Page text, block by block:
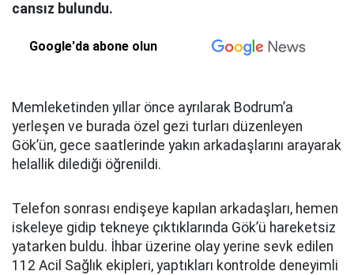
cansız bulundu.
Google'da abone olun
Memleketinden yıllar önce ayrılarak Bodrum’a
yerleşen ve burada özel gezi turları düzenleyen
Gök’ün, gece saatlerinde yakın arkadaşlarını arayarak
helallik dilediği öğrenildi.
Telefon sonrası endişeye kapılan arkadaşları, hemen
iskeleye gidip tekneye çıktıklarında Gök’ü hareketsiz
yatarken buldu. İhbar üzerine olay yerine sevk edilen
112 Acil Sağlık ekipleri, yaptıkları kontrolde deneyimli